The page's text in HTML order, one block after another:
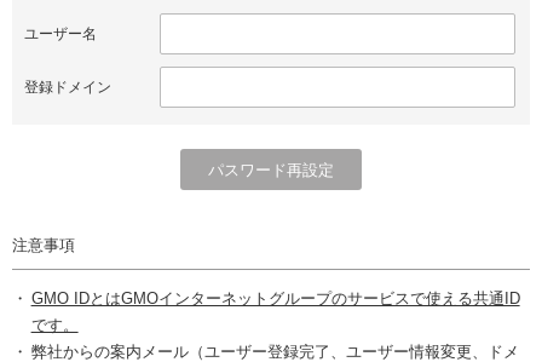
ユーザー名
登録ドメイン
注意事項
GMO IDとはGMOインターネットグループのサービスで使える共通ID
です。
弊社からの案内メール（ユーザー登録完了、ユーザー情報変更、ドメ